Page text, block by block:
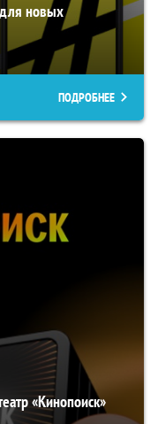
новых
ПОДРОБНЕЕ
«Кинопоиск»